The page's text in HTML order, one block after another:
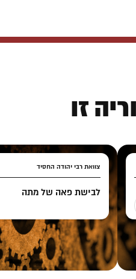
זו
צוואת רבי יהודה החסיד
לבישת פאה של מתה